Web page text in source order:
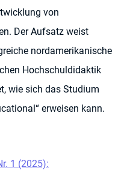
von
Der Aufsatz weist
nordamerikanische
Hochschuldidaktik
wie sich das Studium
erweisen kann.
1 (2025):